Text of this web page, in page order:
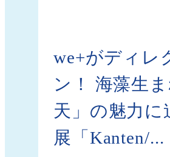
we+がディレ
ン！ 海藻生
天」の魅力に
展「Kanten/...